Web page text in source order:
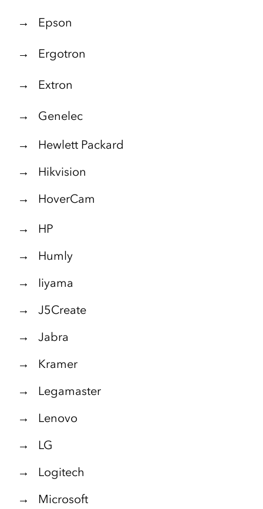
→ Epson
→ Ergotron
→ Extron
→ Genelec
→ Hewlett Packard
→ Hikvision
→ HoverCam
→ HP
→ Humly
→ Iiyama
→ J5Create
→ Jabra
→ Kramer
→ Legamaster
→ Lenovo
→ LG
→ Logitech
→ Microsoft